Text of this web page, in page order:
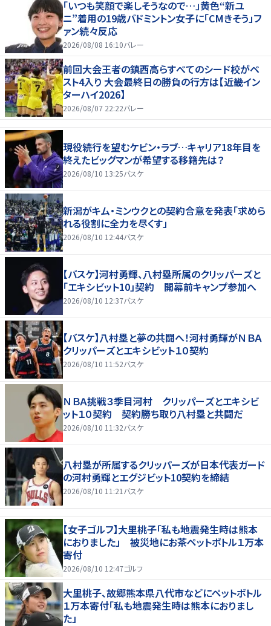
「いつも笑顔で楽しそうなので…」黄色“新ユ
ニ”着用の19歳バドミントン女子に「CMきそう」フ
ァン続々反応
2026/08/08 16:10バレー
前回大会王者の鎮西高らすべてのシード校がベ
スト4入り 大会最終日の勝負の行方は【近畿イン
ターハイ2026】
2026/08/07 22:22バレー
現役続行を望むケビン・ラブ…キャリア18年目を
終えたビッグマンが希望する移籍先は？
2026/08/10 13:25バスケ
新潟がキム・ミンウクとの契約合意を発表「求めら
れる役割に全力を尽くす」
2026/08/10 12:44バスケ
【バスケ】河村勇輝、八村塁所属のクリッパーズと
「エキシビット10」契約 開幕前キャンプ参加へ
2026/08/10 12:37バスケ
【バスケ】八村塁と夢の共闘へ！河村勇輝がＮＢＡ
クリッパーズとエキシビット１０契約
2026/08/10 11:52バスケ
ＮＢＡ挑戦３季目河村 クリッパーズとエキシビ
ット１０契約 契約勝ち取り八村塁と共闘だ
2026/08/10 11:32バスケ
八村塁が所属するクリッパーズが日本代表ガード
の河村勇輝とエグジビット10契約を締結
2026/08/10 11:21 バスケ
【女子ゴルフ】大里桃子「私も地震発生時は熊本
におりました」 被災地にお茶ペットボトル１万本
寄付
2026/08/10 12:47ゴルフ
大里桃子、故郷熊本県八代市などにペットボトル
１万本寄付「私も地震発生時は熊本におりまし
た」